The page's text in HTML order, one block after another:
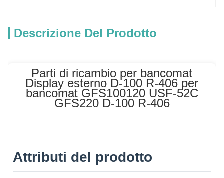
Descrizione Del Prodotto
Parti di ricambio per bancomat
Display esterno D-100 R-406 per
bancomat GFS100120 USF-52C
GFS220 D-100 R-406
Attributi del prodotto